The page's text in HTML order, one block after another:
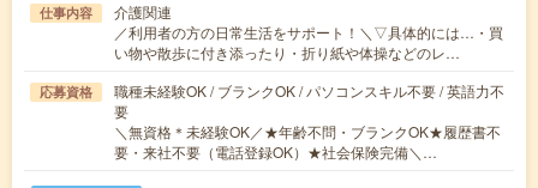
仕事内容
介護関連
／利用者の方の日常生活をサポート！＼▽具体的には…・買
い物や散歩に付き添ったり・折り紙や体操などのレ…
応募資格
職種未経験OK / ブランクOK / パソコンスキル不要 / 英語力不
要
＼無資格＊未経験OK／★年齢不問・ブランクOK★履歴書不
要・来社不要（電話登録OK）★社会保険完備＼…